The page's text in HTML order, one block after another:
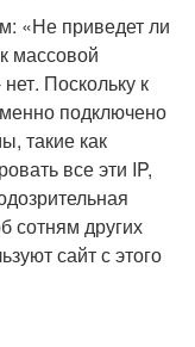
«Не приведет ли
массовой
Поскольку к
подключено
такие как
все эти IP,
сотням других
сайт с этого